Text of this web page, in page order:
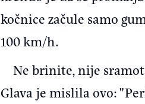
kočnice začule samo
100 km/h.
Ne brinite, nije
Glava je mislila ovo: